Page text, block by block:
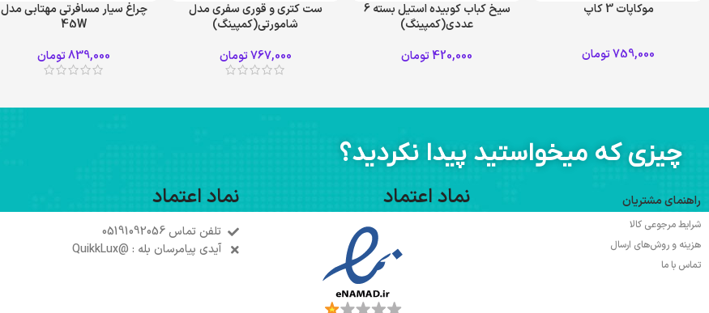
موکاپات 3 کاپ
759,000تومان
سیخ کباب کوبیده استیل بسته 6
عددی(کمپینگ)
420,000تومان
ست کتری و قوری سفری مدل
شامورتی(کمپینگ)
767,000تومان
چراغ سیار مسافرتی مهتابی مدل
45W
839,000تومان
چیزی که میخواستید پیدا نکردید؟
راهنمای مشتریان
شرایط مرجوعی کالا
هزینه و روش‌های ارسال
تماس با ما
نماد اعتماد نماد اعتماد
تلفن تماس 05191092056
آیدی پیامرسان بله : @QuikkLux